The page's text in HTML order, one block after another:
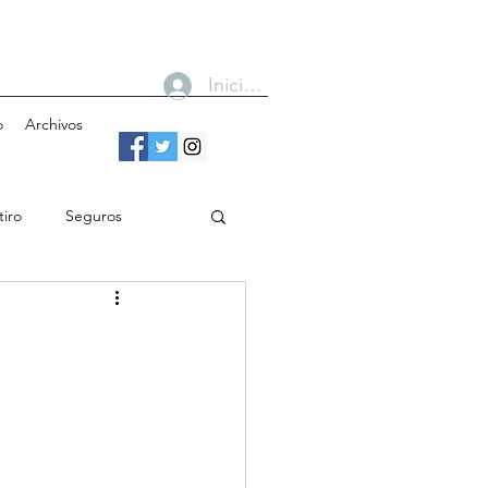
Iniciar sesión
Archivos
Seguros